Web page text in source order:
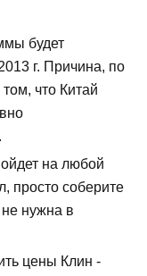
будет
г. Причина, по
что Китай
на любой
просто соберите
не нужна в
цены Клин -